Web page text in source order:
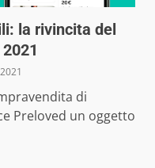
la rivincita del
di
Preloved un oggetto